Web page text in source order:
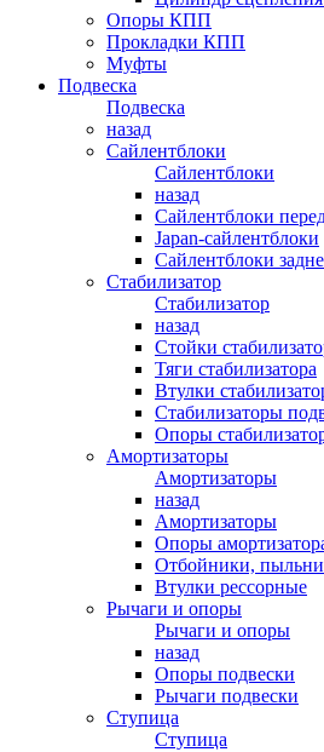
Опоры КПП
Прокладки КПП
Муфты
Подвеска
Подвеска
назад
Сайлентблоки
Сайлентблоки
назад
Сайлентблоки
Japan-сайлентблоки
Сайлентблоки
Стабилизатор
Стабилизатор
назад
Стойки
Тяги стабилизатора
Втулки
Стабилизаторы
Опоры
Амортизаторы
Амортизаторы
назад
Амортизаторы
Опоры
Отбойники,
Втулки рессорные
Рычаги и опоры
Рычаги и опоры
назад
Опоры подвески
Рычаги подвески
Ступица
Ступица